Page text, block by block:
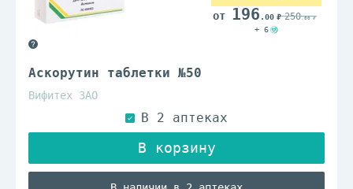
Аскорутин таблетки №50
Вифитех ЗАО
196 .00 250.00
+ 6